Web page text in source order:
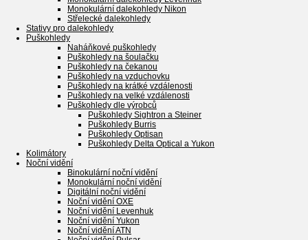
Monokulární dalekohledy Nikon
Střelecké dalekohledy
Stativy pro dalekohledy
Puškohledy
Naháňkové puškohledy
Puškohledy na šoulačku
Puškohledy na čekanou
Puškohledy na vzduchovku
Puškohledy na krátké vzdálenosti
Puškohledy na velké vzdálenosti
Puškohledy dle výrobců
Puškohledy Sightron a Steiner
Puškohledy Burris
Puškohledy Optisan
Puškohledy Delta Optical a Yukon
Kolimátory
Noční vidění
Binokulární noční vidění
Monokulární noční vidění
Digitální noční vidění
Noční vidění OXE
Noční vidění Levenhuk
Noční vidění Yukon
Noční vidění ATN